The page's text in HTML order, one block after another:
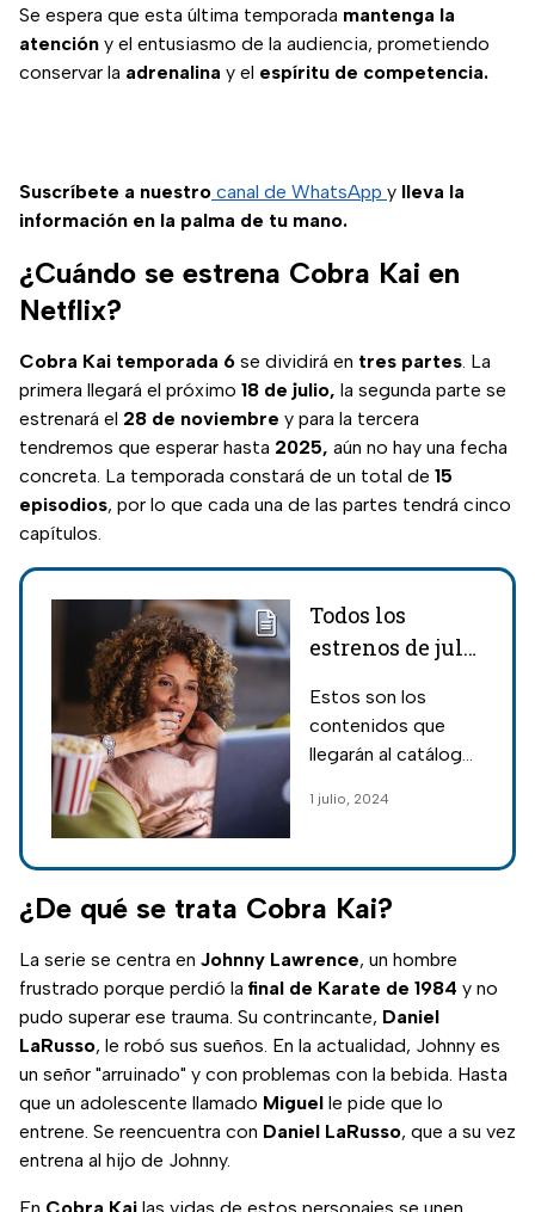
Se espera que esta última temporada mantenga la
atención y el entusiasmo de la audiencia, prometiendo
conservar la adrenalina y el espíritu de competencia.
Suscríbete a nuestro canal de WhatsApp y lleva la
información en la palma de tu mano.
¿Cuándo se estrena Cobra Kai en
Netflix?
Cobra Kai temporada 6 se dividirá en tres partes. La
primera llegará el próximo 18 de julio, la segunda parte se
estrenará el 28 de noviembre y para la tercera
tendremos que esperar hasta 2025, aún no hay una fecha
concreta. La temporada constará de un total de 15
episodios, por lo que cada una de las partes tendrá cinco
capítulos.
Todos los
estrenos de julio
Amazon Prime;
películas y
atraparán
Estos son los
contenidos que
llegarán al catálogo
durante las
¡Mira todo los
estrenos del mes
de julio!
1 julio, 2024
¿De qué se trata Cobra Kai?
La serie se centra en Johnny Lawrence, un hombre
frustrado porque perdió la final de Karate de 1984 y no
pudo superar ese trauma. Su contrincante, Daniel
LaRusso, le robó sus sueños. En la actualidad, Johnny es
un señor "arruinado" y con problemas con la bebida. Hasta
que un adolescente llamado Miguel le pide que lo
entrene. Se reencuentra con Daniel LaRusso, que a su vez
entrena al hijo de Johnny.